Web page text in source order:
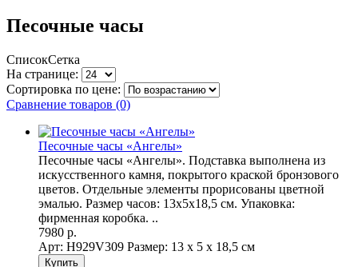
Песочные часы
СписокСетка
На странице:
Сортировка по цене:
Сравнение товаров (0)
Песочные часы «Ангелы»
Песочные часы «Ангелы». Подставка выполнена из
искусственного камня, покрытого краской бронзового
цветов. Отдельные элементы прорисованы цветной
эмалью. Размер часов: 13х5х18,5 см. Упаковка:
фирменная коробка. ..
7980 р.
Арт: Н929V309 Размер: 13 х 5 х 18,5 см